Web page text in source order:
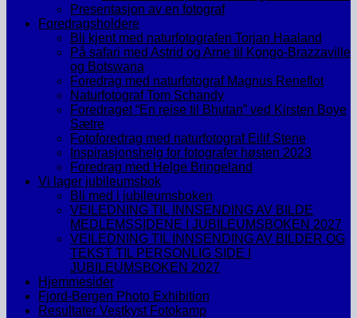
Presentasjon av en fotograf
Foredragsholdere
Bli kjent med naturfotografen Torjan Haaland
På safari med Astrid og Arne til Kongo-Brazzaville
og Botswana
Foredrag med naturfotograf Magnus Reneflot
Naturfotograf Tom Schandy
Foredraget “En reise til Bhutan” ved Kirsten Boye
Sætre
Fotoforedrag med naturfotograf Eilif Stene
Inspirasjonshelg for fotografer høsten 2023
Foredrag med Helge Bringeland
Vi lager jubileumsbok
Bli med i jubileumsboken
VEILEDNING TIL INNSENDING AV BILDE
MEDLEMSSIDENE I JUBILEUMSBOKEN 2027
VEILEDNING TIL INNSENDING AV BILDER OG
TEKST TIL PERSONLIG SIDE I
JUBILEUMSBOKEN 2027
Hjemmesider
Fjord-Bergen Photo Exhibition
Resultater Vestkyst Fotokamp